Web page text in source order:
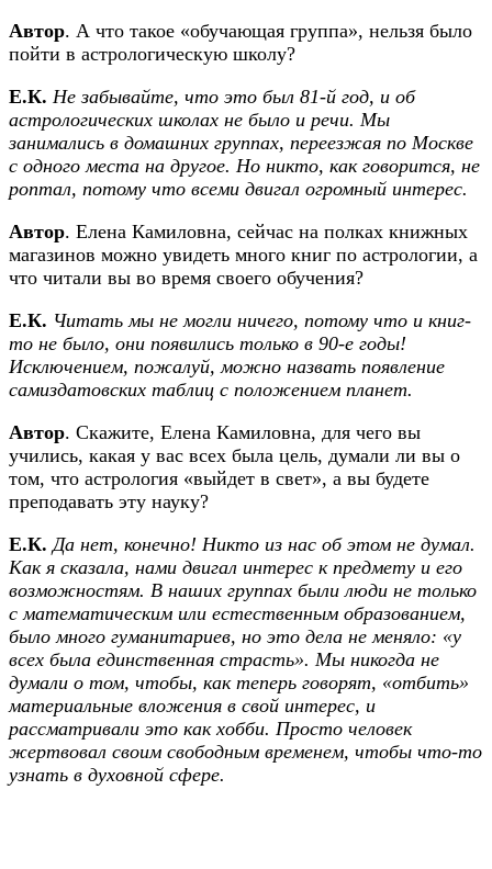
Автор. А что такое «обучающая группа», нельзя было
пойти в астрологическую школу?
Е.К. Не забывайте, что это был 81-й год, и об
астрологических школах не было и речи. Мы
занимались в домашних группах, переезжая по Москве
с одного места на другое. Но никто, как говорится, не
роптал, потому что всеми двигал огромный интерес.
Автор. Елена Камиловна, сейчас на полках книжных
магазинов можно увидеть много книг по астрологии, а
что читали вы во время своего обучения?
Е.К. Читать мы не могли ничего, потому что и книг-
то не было, они появились только в 90-е годы!
Исключением, пожалуй, можно назвать появление
самиздатовских таблиц с положением планет.
Автор. Скажите, Елена Камиловна, для чего вы
учились, какая у вас всех была цель, думали ли вы о
том, что астрология «выйдет в свет», а вы будете
преподавать эту науку?
Е.К. Да нет, конечно! Никто из нас об этом не думал.
Как я сказала, нами двигал интерес к предмету и его
возможностям. В наших группах были люди не только
с математическим или естественным образованием,
было много гуманитариев, но это дела не меняло: «у
всех была единственная страсть». Мы никогда не
думали о том, чтобы, как теперь говорят, «отбить»
материальные вложения в свой интерес, и
рассматривали это как хобби. Просто человек
жертвовал своим свободным временем, чтобы что-то
узнать в духовной сфере.